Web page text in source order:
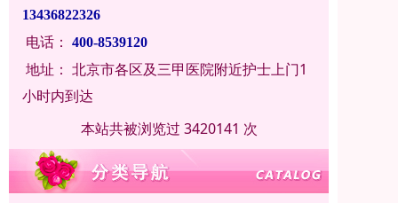
13436822326
电话： 400-8539120
地址： 北京市各区及三甲医院附近护士上门1
小时内到达
本站共被浏览过 3420141 次